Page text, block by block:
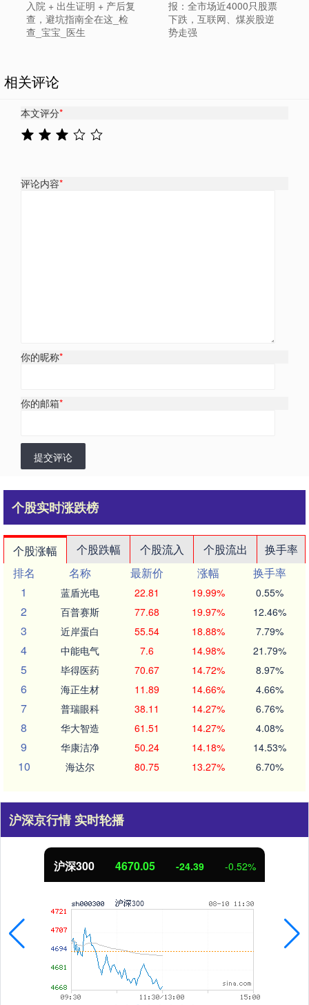
入院 + 出生证明 + 产后复
查，避坑指南全在这_检
查_宝宝_医生
报：全市场近4000只股票
下跌，互联网、煤炭股逆
势走强
相关评论
本文评分*
评论内容*
你的昵称*
你的邮箱*
提交评论
个股实时涨跌榜
个股涨幅 个股跌幅 个股流入 个股流出
换手率
排名
名称 最新价 涨幅
换手率
1
蓝盾光电 22.81 19.99% 0.55%
2 百普赛斯 77.68 19.97% 12.46%
3 近岸蛋白 55.54 18.88% 7.79%
4 中能电气 7.6 14.98% 21.79%
5 毕得医药 70.67 14.72% 8.97%
6 海正生材 11.89 14.66% 4.66%
7 普瑞眼科 38.11 14.27% 6.76%
8 华大智造 61.51 14.27% 4.08%
9 华康洁净 50.24 14.18% 14.53%
10 海达尔 80.75 13.27% 6.70%
沪深京行情 实时轮播
沪深300 4670.05 -24.39 -0.52%